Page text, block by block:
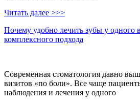
Читать далее >>>
Почему удобно лечить зубы у одного
комплексного подхода
Современная стоматология давно
визитов «по боли». Все чаще
наблюдения и лечения у одного